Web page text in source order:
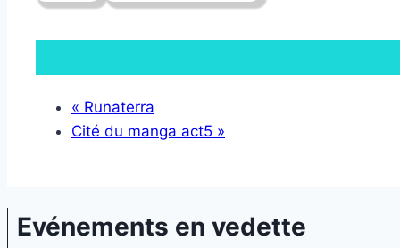
« Runaterra
Cité du manga act5 »
Evénements en vedette